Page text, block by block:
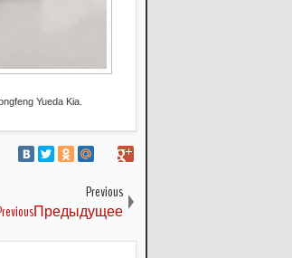
Yueda Kia.
Previous